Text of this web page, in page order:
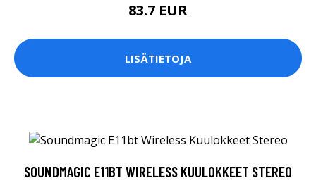
83.7 EUR
LISÄTIETOJA
SOUNDMAGIC E11BT WIRELESS KUULOKKEET STEREO